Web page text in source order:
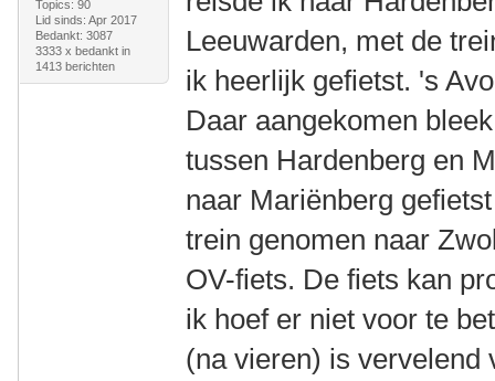
Topics: 90
Lid sinds: Apr 2017
Bedankt: 3087
3333 x bedankt in
1413 berichten
Leeuwarden, met de
ik heerlijk gefietst. 's
Daar aangekomen
tussen Hardenberg en
naar Mariënberg
trein genomen naar
OV-fiets. De fiets kan
ik hoef er niet voor te
(na vieren) is vervelend